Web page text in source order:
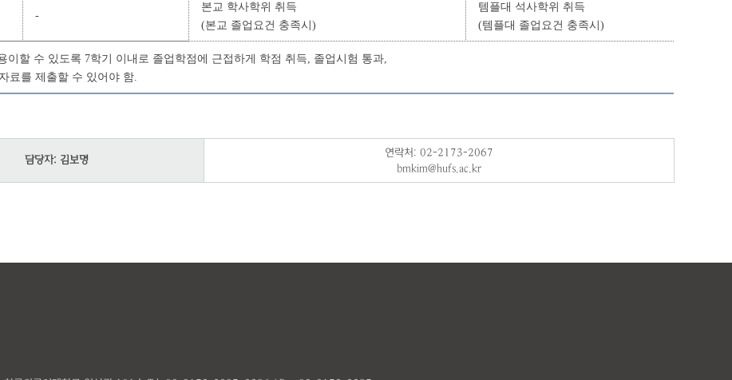
-
본교 학사학위 취득
(본교 졸업요건 충족시)
템플대 석사학위 취득
(템플대 졸업요건 충족시)
이할 수 있도록 7학기 이내로 졸업학점에 근접하게 학점 취득, 졸업시험 통과,
료를 제출할 수 있어야 함.
담당자: 김보명
연락처: 02-2173-2067
bmkim@hufs.ac.kr